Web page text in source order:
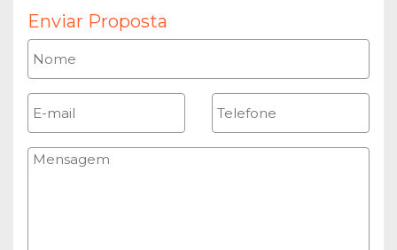
Enviar Proposta